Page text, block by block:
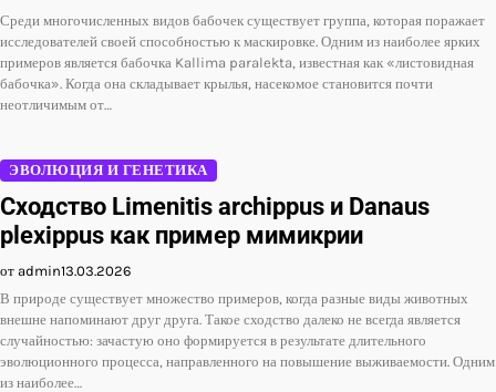
Среди многочисленных видов бабочек существует группа, которая поражает
исследователей своей способностью к маскировке. Одним из наиболее ярких
примеров является бабочка Kallima paralekta, известная как «листовидная
бабочка». Когда она складывает крылья, насекомое становится почти
неотличимым от…
ЭВОЛЮЦИЯ И ГЕНЕТИКА
Сходство Limenitis archippus и Danaus
plexippus как пример мимикрии
от admin13.03.2026
В природе существует множество примеров, когда разные виды животных
внешне напоминают друг друга. Такое сходство далеко не всегда является
случайностью: зачастую оно формируется в результате длительного
эволюционного процесса, направленного на повышение выживаемости. Одним
из наиболее…